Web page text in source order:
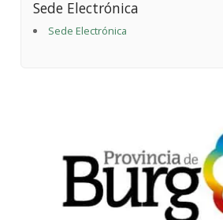
Sede Electrónica
Sede Electrónica